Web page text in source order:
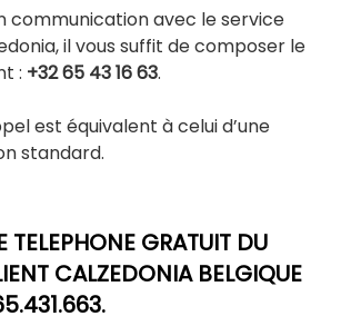
communication avec le service
il vous suffit de composer le
: +32 65 43 16 63.
est équivalent à celui d’une
standard.
TELEPHONE GRATUIT DU
CALZEDONIA BELGIQUE